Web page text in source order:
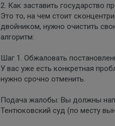
2. Как заставить государство
Это то, на чем стоит
двойником, нужно очистить
алгоритм:
Шаг 1. Обжаловать
У вас уже есть конкретная
нужно срочно отменить.
Подача жалобы: Вы должны
Тентюковский суд (по месту